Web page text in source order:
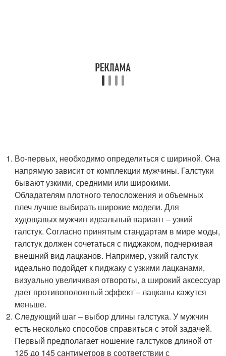
Во-первых, необходимо определиться с шириной. Она
напрямую зависит от комплекции мужчины. Галстуки
бывают узкими, средними или широкими.
Обладателям плотного телосложения и объемных
плеч лучше выбирать широкие модели. Для
худощавых мужчин идеальный вариант – узкий
галстук. Согласно принятым стандартам в мире моды,
галстук должен сочетаться с пиджаком, подчеркивая
внешний вид лацканов. Например, узкий галстук
идеально подойдет к пиджаку с узкими лацканами,
визуально увеличивая отвороты, а широкий аксессуар
дает противоположный эффект – лацканы кажутся
меньше.
Следующий шаг – выбор длины галстука. У мужчин
есть несколько способов справиться с этой задачей.
Первый предполагает ношение галстуков длиной от
125 до 145 сантиметров в соответствии с